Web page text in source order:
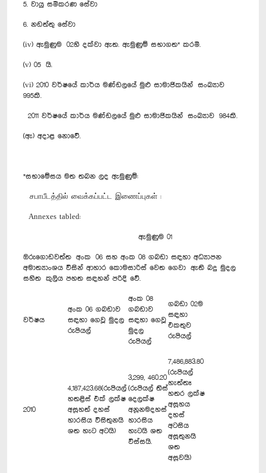
5. වායු සමීකරණ සේවා
6. නඩත්තු සේවා
(iv) ඇමුණුම 02හි දක්වා ඇත. ඇමුණුම් සභාගත* කරමි.
(v) 05 යි.
(vi) 2010 වර්ෂයේ කාර්ය මණ්ඩලයේ මුළු සාමාජිකයින් සංඛ්‍යාව
995කි.
2011 වර්ෂයේ කාර්ය මණ්ඩලයේ මුළු සාමාජිකයින් සංඛ්‍යාව 984කි.
(ඇ) අදාළ නොවේ.
*සභාමේසය මත තබන ලද ඇමුණුම්:
சபாபீடத்தில் வைக்கப்பட்ட இணைப்புகள் :
Annexes tabled:
ඇමුණුම 01
ඔරු‍ගොඩවත්ත අංක 06 සහ අංක 08 ගබඩා සඳහා අධ්‍යාපන
අමාත්‍යාංශය විසින් ආහාර කොමසාරිස් වෙත ගෙවා ඇති බදු මුදල
සහිත කුලිය පහත සඳහන් පරිදි වේ.
වර්ෂය
අංක 06 ගබඩාව
සඳහා ගෙවූ මුදල
රුපියල්
අංක 08
ගබඩාව
සඳහා ගෙවූ
මුදල
රුපියල්
ගබඩා 02ම
සඳහා
එකතුව
රුපියල්
2010
4,187,423.68(රුපියල්
හතළිස් එක් ලක්ෂ
අසූහත් දහස්
හාරසිය විසිතුනයි
ශත හැට අටයි)
3,299, 460.20
(රුපියල් තිස්
දෙලක්ෂ
අනූනමදහස්
හාරසිය
හැටයි ශත
විස්සයි.
7,486,883.80
(රුපියල්
හැත්තෑ
හතර ලක්ෂ
අසූහය
දහස්
අටසිය
අසූතුනයි
ශත
අසූවයි)